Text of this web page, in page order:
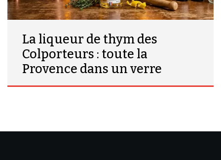
La liqueur de thym des
Colporteurs : toute la
Provence dans un verre